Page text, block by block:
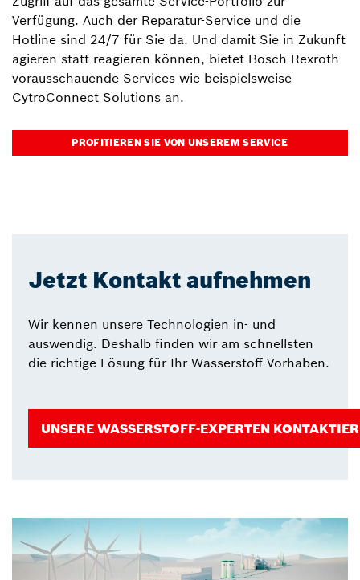
Verfügung. Auch der Reparatur-Service und die
Hotline sind 24/7 für Sie da. Und damit Sie in Zukunft
agieren statt reagieren können, bietet Bosch Rexroth
vorausschauende Services wie beispielsweise
CytroConnect Solutions an.
PROFITIEREN SIE VON UNSEREM SERVICE
Jetzt Kontakt aufnehmen
Wir kennen unsere Technologien in- und
auswendig. Deshalb finden wir am schnellsten
die richtige Lösung für Ihr Wasserstoff-Vorhaben.
UNSERE WASSERSTOFF-EXPERTEN